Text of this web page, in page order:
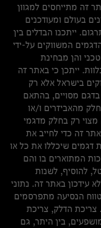
זה מתייחסים למגוון
בעולם ומעודכנים
ייתכנו הבדלים בין
המשווקים על-ידי
והן מבחינת
ייתכן כי באתר זה
בישראל אלא רק
בדגם מסויים, בהתאם
מהאביזרים ו/או
רק בחלק מדגמי
זה כדי לחייב את
שיכללו את כל או
המתוארים בו והם
להוסיף, לשנות
עידכון באתר זה. נתוני
הנסיעה מתפרסמים
צריכת הדלק, צריכת
בין היתר, גם